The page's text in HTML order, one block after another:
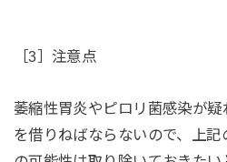
［3］注意点
萎縮性胃炎やピロリ菌感染が
を借りねばならないので、上